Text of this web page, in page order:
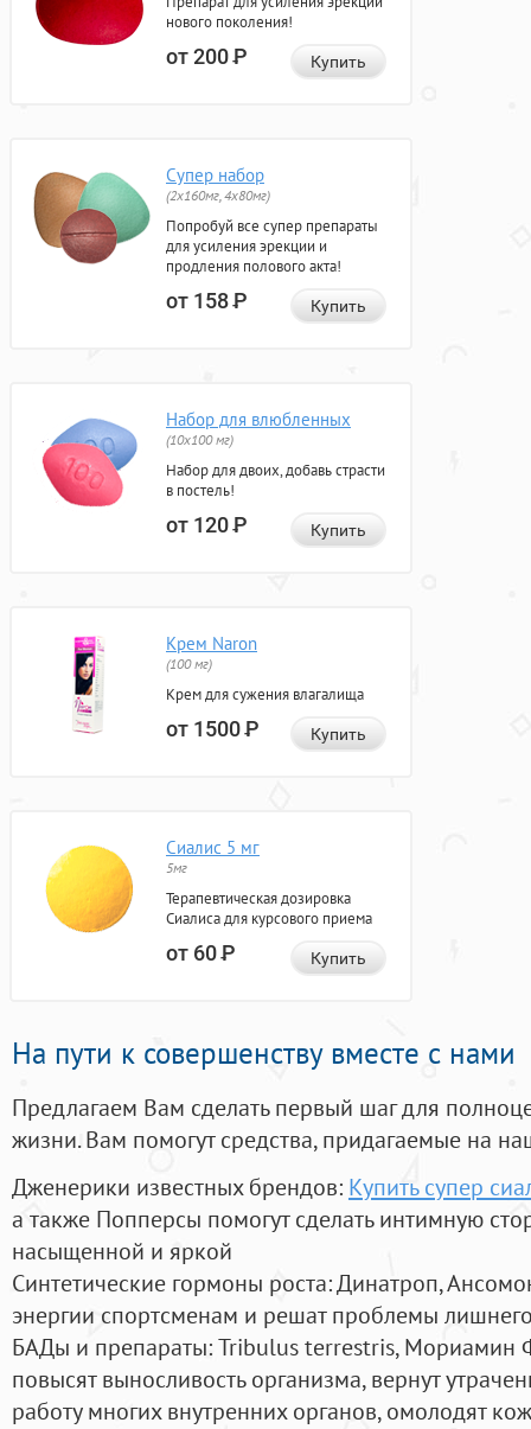
нового поколения!
от 200Р Купить
Супер набор
(2х160мг, 4х80мг)
Попробуй все супер препараты
для усиления эрекции и
продления полового акта!
от 158Р Купить
Набор для влюбленных
(10х100 мг)
Набор для двоих, добавь страсти
в постель!
от 120Р Купить
Крем Naron
(100 мг)
Крем для сужения влагалища
от 1500Р Купить
Сиалис 5 мг
5мг
Терапевтическая дозировка
Сиалиса для курсового приема
от 60Р Купить
На пути к совершенству вместе с нами
Предлагаем Вам сделать первый шаг для
жизни. Вам помогут средства, придагаемые на
Дженерики известных брендов: Купить супер
а также Попперсы помогут сделать интимную
насыщенной и яркой
Синтетические гормоны роста: Динатроп,
энергии спортсменам и решат проблемы
БАДы и препараты:Tribulus terrestris, Мориамин
повысят выносливость организма, вернут
работу многих внутренних органов, омолодят